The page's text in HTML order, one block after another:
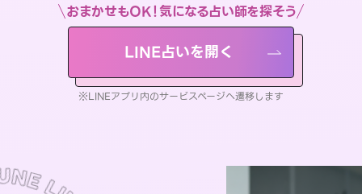
おまかせもOK！気になる占い師を探そう
LINE占いを開く
※LINEアプリ内のサービスページへ遷移します